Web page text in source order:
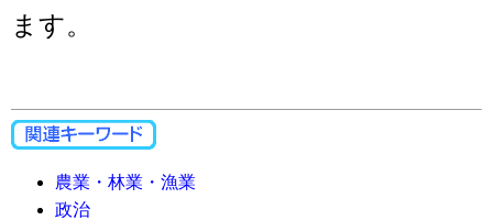
ます。
農業・林業・漁業
政治